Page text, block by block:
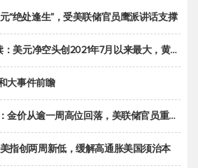
“绝处逢生”，受美联储官员鹰派讲话支撑
头创2021年7月以来最大，黄金期货投机性净多头头寸减少
大事件前瞻
逾一周高位回落，美联储官员重申鹰派立场推动美元回升
指创两周新低，缓解高通胀美国须治本